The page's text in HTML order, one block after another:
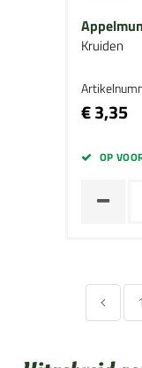
Kruiden
€ 3,35
OP
1